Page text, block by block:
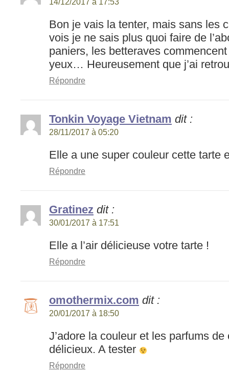
14/12/2017 à 17:53
Bon je vais la tenter, mais sans les
vois je ne sais plus quoi faire de
paniers, les betteraves
yeux… Heureusement que j’ai
Répondre
Tonkin Voyage Vietnam dit :
28/11/2017 à 05:20
Elle a une super couleur cette tarte
Répondre
Gratinez dit :
30/01/2017 à 17:51
Elle a l’air délicieuse votre tarte !
Répondre
omothermix.com dit :
20/01/2017 à 18:50
J’adore la couleur et les parfums de
délicieux. A tester
Répondre